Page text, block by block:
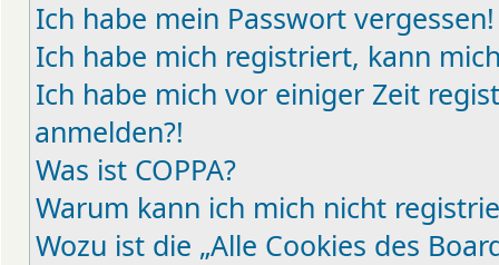
Ich habe mein Passwort vergessen!
Ich habe mich registriert, kann
Ich habe mich vor einiger Zeit
anmelden?!
Was ist COPPA?
Warum kann ich mich nicht
Wozu ist die „Alle Cookies des